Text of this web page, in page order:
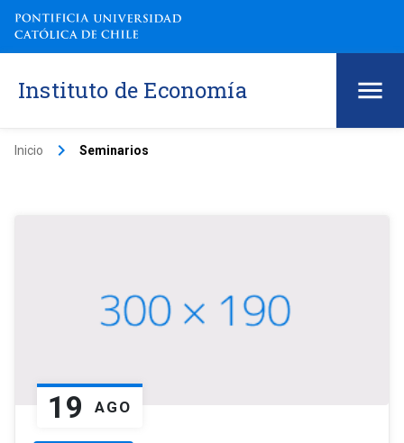
Instituto de Economía
Inicio keyboard_arrow_right Seminarios
19 AGO